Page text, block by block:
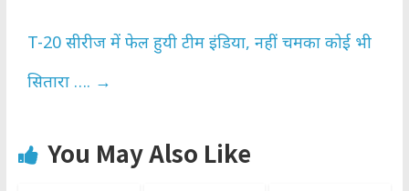
T-20 सीरीज में फेल हुयी टीम इंडिया, नहीं चमका कोई भी
सितारा …. →
You May Also Like